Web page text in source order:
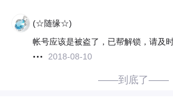
(☆随缘☆)
帐号应该是被盗了，已帮解锁，请及时
2018-08-10
——到底了——